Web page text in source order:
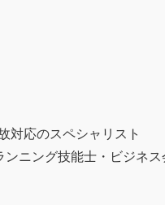
対応のスペシャリスト
ニング技能士・ビジネ